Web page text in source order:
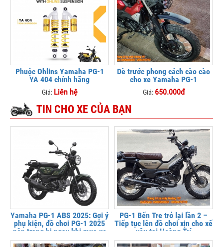
Phuộc Ohlins Yamaha PG-1
YA 404 chính hãng
Giá: Liên hệ
Dè trước phong cách cào cào
cho xe Yamaha PG-1
Giá: 650.000đ
TIN CHO XE CỦA BẠN
Yamaha PG-1 ABS 2025: Gợi ý
phụ kiện, đồ chơi PG-1 2025
nên trang bị ngay khi mua xe
PG-1 Bến Tre trở lại lần 2 –
Tiếp tục lên đồ chơi xịn cho xế
yêu tại Hoàng Trí